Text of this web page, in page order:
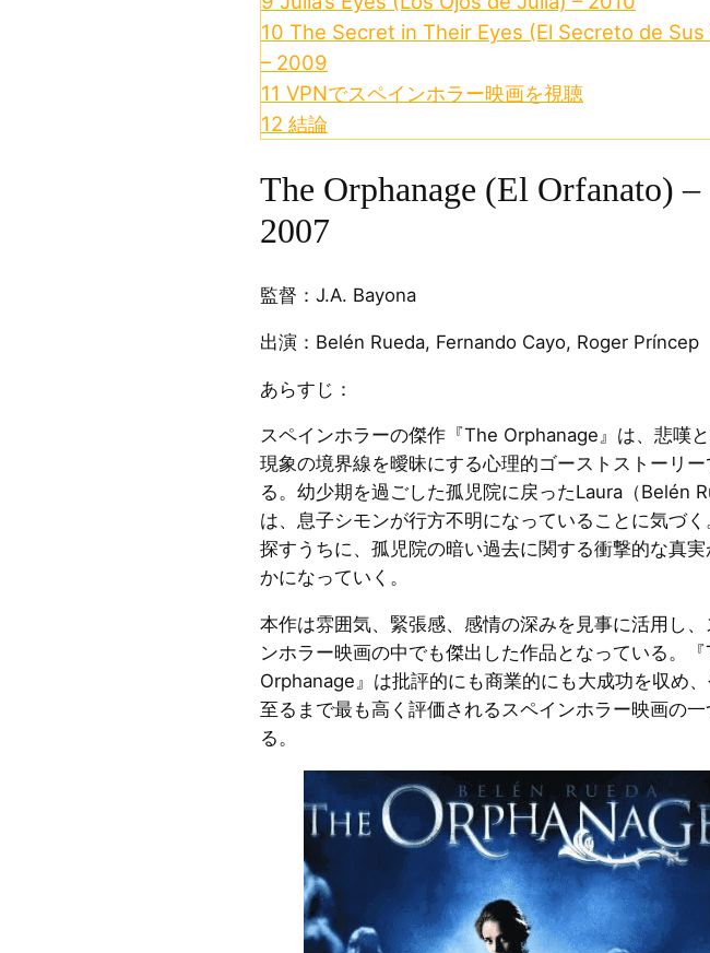
10 The Secret in Their Eyes (El Secreto de Sus
– 2009
11 VPNでスペインホラー映画を視聴
12 結論
The Orphanage (El Orfanato) –
2007
監督：J.A. Bayona
出演：Belén Rueda, Fernando Cayo, Roger Príncep
あらすじ：
スペインホラーの傑作『The Orphanage』は、悲嘆
現象の境界線を曖昧にする心理的ゴーストストーリー
る。幼少期を過ごした孤児院に戻ったLaura（Belén
は、息子シモンが行方不明になっていることに気づく
探すうちに、孤児院の暗い過去に関する衝撃的な真実
かになっていく。
本作は雰囲気、緊張感、感情の深みを見事に活用し、
ンホラー映画の中でも傑出した作品となっている。
Orphanage』は批評的にも商業的にも大成功を収め
至るまで最も高く評価されるスペインホラー映画の一
る。